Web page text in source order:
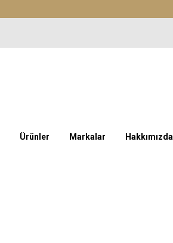
Ürünler Markalar Hakkımızda